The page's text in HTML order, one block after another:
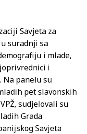
Savjeta za
suradnji sa
i mlade,
i
Na panelu su
pet slavonskih
sudjelovali su
Grada
Savjeta